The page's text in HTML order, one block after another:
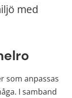
med
som anpassas
I samband